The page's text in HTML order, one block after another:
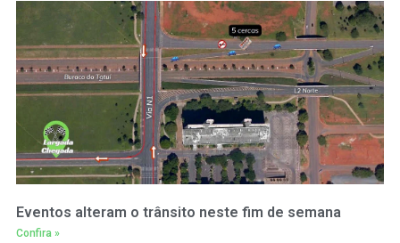
Eventos alteram o trânsito neste fim de semana
Confira »